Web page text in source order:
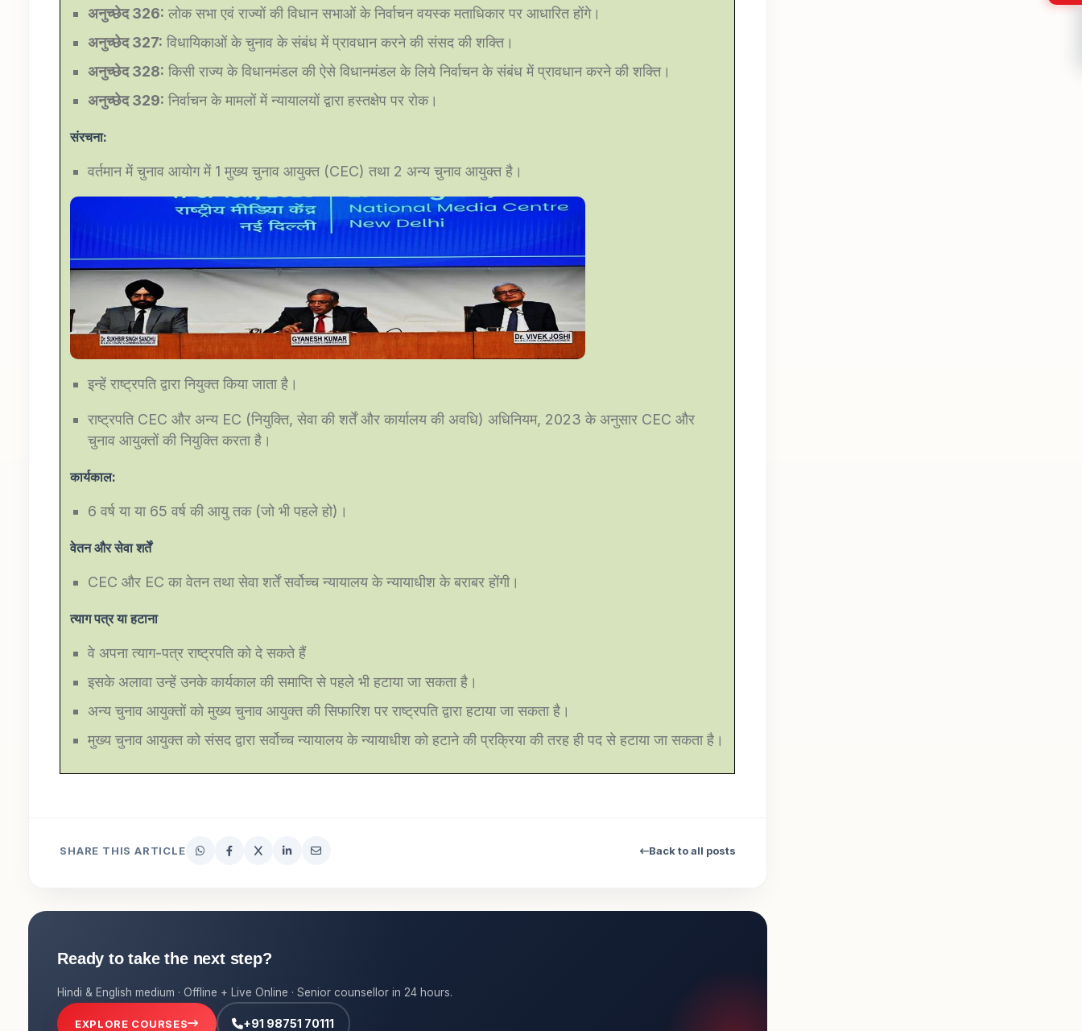
अनुच्छेद326: लोक सभा एवं राज्यों की विधान सभाओं के निर्वाचन वयस्क मताधिकार पर आधारित होंगे।
अनुच्छेद327: विधायिकाओं के चुनाव के संबंध में प्रावधान करने की संसद की शक्ति।
अनुच्छेद328: किसी राज्य के विधानमंडल की ऐसे विधानमंडल के लिये निर्वाचन के संबंध में प्रावधान करने की शक्ति।
अनुच्छेद329: निर्वाचन के मामलों में न्यायालयों द्वारा हस्तक्षेप पर रोक।
संरचना:
वर्तमान में चुनाव आयोग में 1 मुख्य चुनाव आयुक्त (CEC) तथा 2 अन्य चुनाव आयुक्त है।
इन्हें राष्ट्रपति द्वारा नियुक्त किया जाता है।
राष्ट्रपति CEC और अन्य EC (नियुक्ति, सेवा की शर्तें और कार्यालय की अवधि) अधिनियम, 2023 के अनुसार CEC और
चुनाव आयुक्तों की नियुक्ति करता है।
कार्यकाल:
6 वर्ष या या 65 वर्ष की आयु तक (जो भी पहले हो)।
वेतन और सेवा शर्तें
CEC और EC का वेतन तथा सेवा शर्तें सर्वोच्च न्यायालय के न्यायाधीश के बराबर होंगी।
त्याग पत्र या हटाना
वे अपना त्याग-पत्र राष्ट्रपति को दे सकते हैं
इसके अलावा उन्हें उनके कार्यकाल की समाप्ति से पहले भी हटाया जा सकता है।
अन्य चुनाव आयुक्तों को मुख्य चुनाव आयुक्त की सिफारिश पर राष्ट्रपति द्वारा हटाया जा सकता है।
मुख्य चुनाव आयुक्त को संसद द्वारा सर्वोच्च न्यायालय के न्यायाधीश को हटाने की प्रक्रिया की तरह ही पद से हटाया जा सकता है।
SHARE THIS ARTICLE Back to all posts
Ready to take the next step?
Hindi & English medium · Offline + Live Online · Senior counsellor in 24 hours.
EXPLORE COURSES +91 98751 70111